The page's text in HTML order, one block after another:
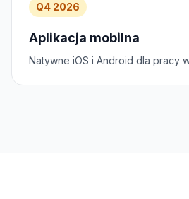
Q4 2026
Aplikacja mobilna
Natywne iOS i Android dla pracy